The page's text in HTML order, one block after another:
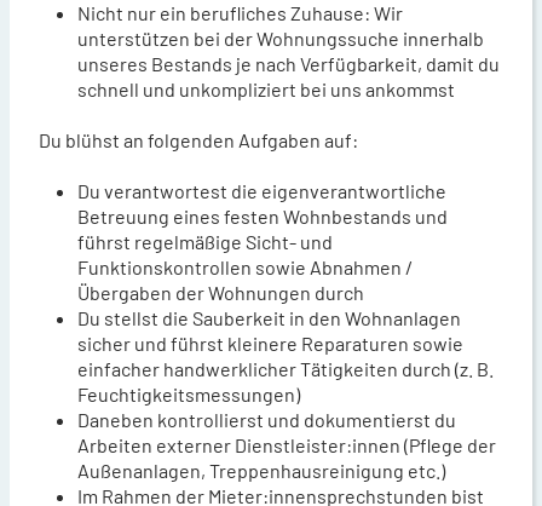
Nicht nur ein berufliches Zuhause: Wir
unterstützen bei der Wohnungssuche innerhalb
unseres Bestands je nach Verfügbarkeit, damit du
schnell und unkompliziert bei uns ankommst
Du blühst an folgenden Aufgaben auf:
Du verantwortest die eigenverantwortliche
Betreuung eines festen Wohnbestands und
führst regelmäßige Sicht- und
Funktionskontrollen sowie Abnahmen /
Übergaben der Wohnungen durch
Du stellst die Sauberkeit in den Wohnanlagen
sicher und führst kleinere Reparaturen sowie
einfacher handwerklicher Tätigkeiten durch (z. B.
Feuchtigkeitsmessungen)
Daneben kontrollierst und dokumentierst du
Arbeiten externer Dienstleister:innen (Pflege der
Außenanlagen, Treppenhausreinigung etc.)
Im Rahmen der Mieter:innensprechstunden bist